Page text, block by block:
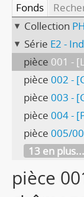
Fonds
Collection
Série E2 -
pièce 001 - [Lully:
pièce 002 -
pièce 003 -
pièce 004 -
pièce 005/007 -
13 en plus...
pièce